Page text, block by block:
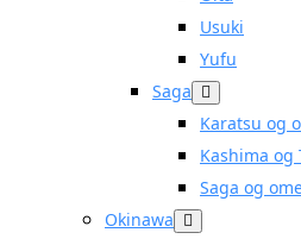
Usuki
Yufu
Saga
Karatsu og
Kashima og
Saga og
Okinawa